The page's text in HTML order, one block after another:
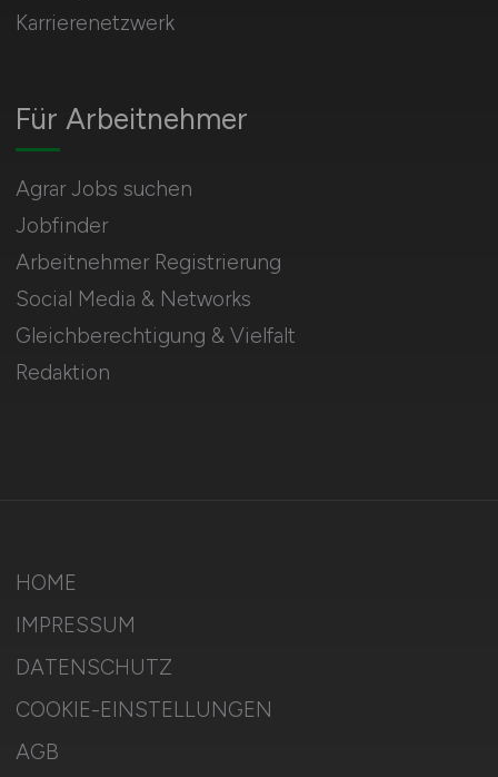
Für Arbeitnehmer
Agrar Jobs suchen
Jobfinder
Arbeitnehmer Registrierung
Social Media & Networks
Gleichberechtigung & Vielfalt
Redaktion
Karrierenetzwerk
HOME
IMPRESSUM
DATENSCHUTZ
COOKIE-EINSTELLUNGEN
AGB